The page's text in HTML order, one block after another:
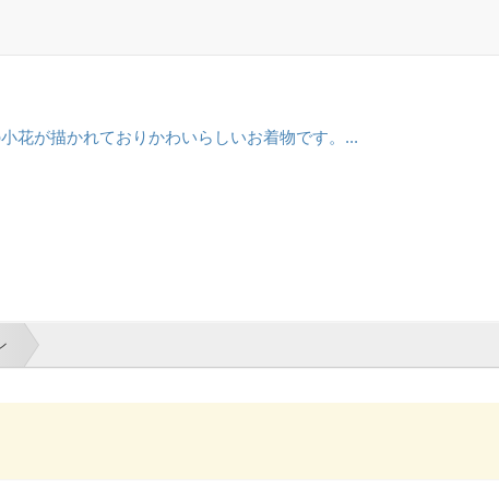
花が描かれておりかわいらしいお着物です。...